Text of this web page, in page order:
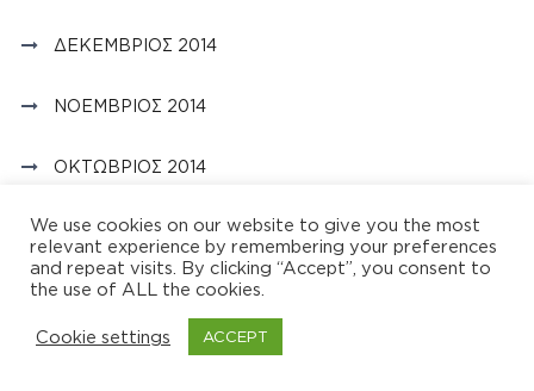
ΔΕΚΈΜΒΡΙΟΣ 2014
ΝΟΈΜΒΡΙΟΣ 2014
ΟΚΤΏΒΡΙΟΣ 2014
ΣΕΠΤΈΜΒΡΙΟΣ 2014
ΑΎΓΟΥΣΤΟΣ 2014
ΙΟΎΛΙΟΣ 2014
We use cookies on our website to give you the most
relevant experience by remembering your preferences
and repeat visits. By clicking “Accept”, you consent to
the use of ALL the cookies.
Cookie settings ACCEPT